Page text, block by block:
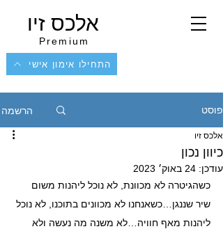
אלכס זיו
Premium
התחילו אימון אישי
פוסט הרשמה
כיוון נכון
אלכס זיו
עודכן: 24 באוק׳ 2023
כשהגיטרה לא מכוונת, לא נוכל ליהנות משום
שיר שננגן…כשאנחנו לא מכוונים בתוכנו, לא נוכל
ליהנות מאף חוויה…לא משנה מה נעשה ולא